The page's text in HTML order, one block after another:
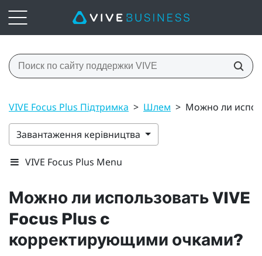
VIVE Focus Plus Підтримка > Шлем > Можно ли
Завантаження керівництва
VIVE Focus Plus Menu
Можно ли использоватьVIVE
Focus Plus c
корректирующими очками?